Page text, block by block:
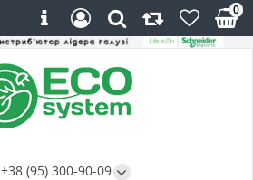
+38 (95) 300-90-09
0